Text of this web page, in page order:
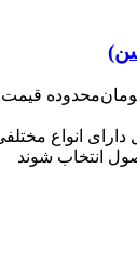
انواع
انتخاب شوند